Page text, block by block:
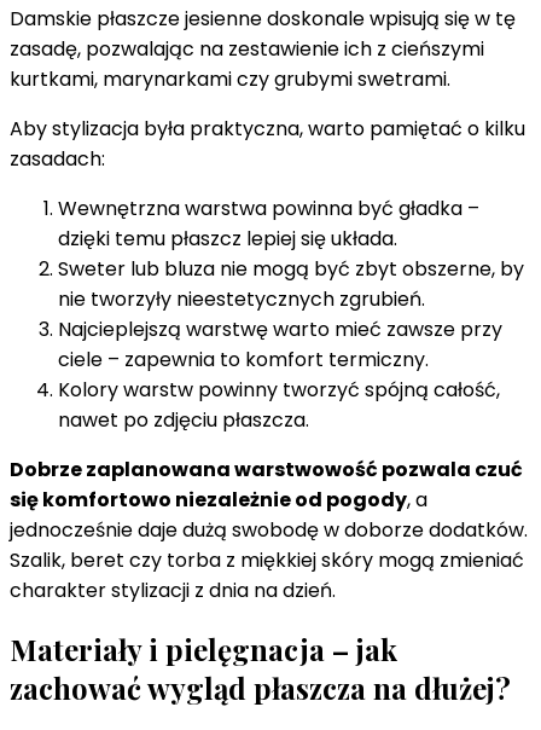
Damskie płaszcze jesienne doskonale wpisują się w tę
zasadę, pozwalając na zestawienie ich z cieńszymi
kurtkami, marynarkami czy grubymi swetrami.
Aby stylizacja była praktyczna, warto pamiętać o kilku
zasadach:
Wewnętrzna warstwa powinna być gładka –
dzięki temu płaszcz lepiej się układa.
Sweter lub bluza nie mogą być zbyt obszerne, by
nie tworzyły nieestetycznych zgrubień.
Najcieplejszą warstwę warto mieć zawsze przy
ciele – zapewnia to komfort termiczny.
Kolory warstw powinny tworzyć spójną całość,
nawet po zdjęciu płaszcza.
Dobrze zaplanowana warstwowość pozwala czuć
się komfortowo niezależnie od pogody, a
jednocześnie daje dużą swobodę w doborze dodatków.
Szalik, beret czy torba z miękkiej skóry mogą zmieniać
charakter stylizacji z dnia na dzień.
Materiały i pielęgnacja – jak
zachować wygląd płaszcza na dłużej?